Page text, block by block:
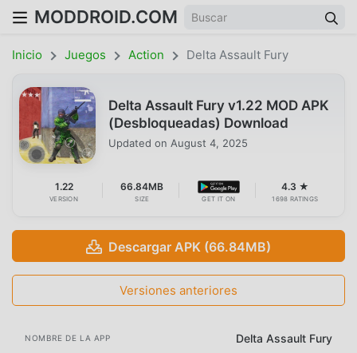
MODDROID.COM
Inicio Juegos Action Delta Assault Fury
Delta Assault Fury v1.22 MOD APK
(Desbloqueadas) Download
Updated on August 4, 2025
1.22
VERSION
66.84MB
SIZE GET IT ON
4.3 ★
1698 RATINGS
Descargar APK (66.84MB)
Versiones anteriores
NOMBRE DE LA APP Delta Assault Fury